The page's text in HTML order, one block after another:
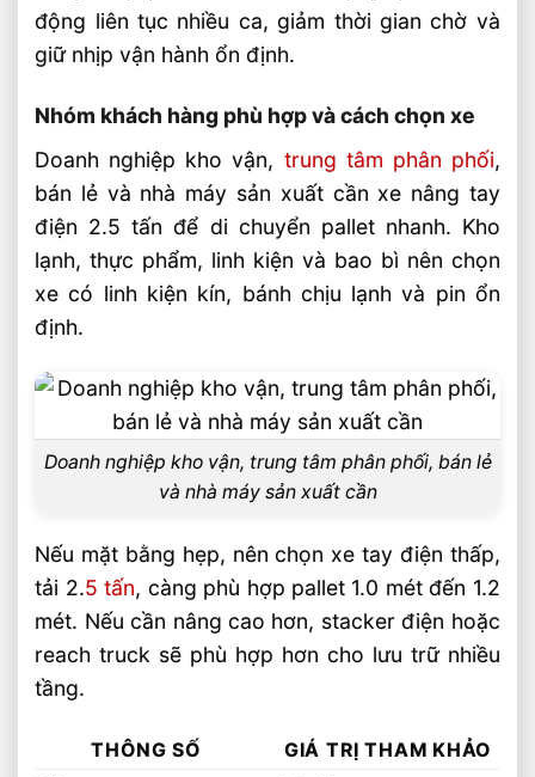
Theo Từng Tải Trọng
Xe Nâng Lithium 2 Tấn Và 3 Tấn Khác
Nhau Thế Nào
So Sánh Xe Nâng Lithium 1.5 Tấn Và 2
Chọn Xe Nâng Lithium Theo Nhu Cầu Sử
Dụng Thực Tế Hiệu Quả
Xe Nâng Điện Lithium Tải Trọng Nào Phù
Hợp Cho Kho Nhỏ
Xe Nâng Điện Lithium Tải Trọng 1.5 Đến 5
động liên tục nhiều ca, giảm thời gian chờ và
giữ nhịp vận hành ổn định.
Nhóm khách hàng phù hợp và cách chọn xe
Doanh nghiệp kho vận, trung tâm phân phối,
bán lẻ và nhà máy sản xuất cần xe nâng tay
điện 2.5 tấn để di chuyển pallet nhanh. Kho
lạnh, thực phẩm, linh kiện và bao bì nên chọn
xe có linh kiện kín, bánh chịu lạnh và pin ổn
định.
Doanh nghiệp kho vận, trung tâm phân phối, bán lẻ
và nhà máy sản xuất cần
Nếu mặt bằng hẹp, nên chọn xe tay điện thấp,
tải 2.5 tấn, càng phù hợp pallet 1.0 mét đến 1.2
mét. Nếu cần nâng cao hơn, stacker điện hoặc
reach truck sẽ phù hợp hơn cho lưu trữ nhiều
tầng.
THÔNG SỐ
GIÁ TRỊ THAM KHẢO